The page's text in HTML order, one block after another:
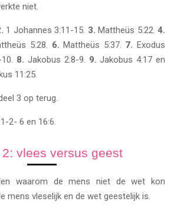
niet.
1 Johannes 3:11-15. 3. Mattheüs 5:22.4.
5:28. 6. Mattheüs 5:37. 7. Exodus
8. Jakobus 2:8-9. 9. Jakobus 4:17 en
11:25.
3 op terug.
2- 6 en 16:6.
2: vlees versus geest
waarom de mens niet de wet kon
mens vleselijk en de wet geestelijk is.